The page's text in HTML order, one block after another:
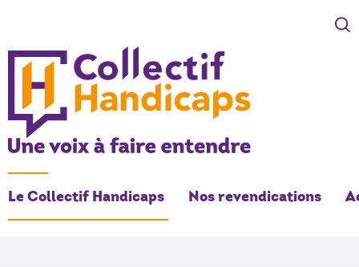
COLLECTIF HANDICAPS
Une voix à faire entendre
Le Collectif Handicaps Nos revendications